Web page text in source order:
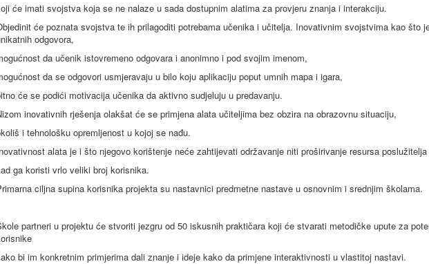
će imati svojstva koja se ne nalaze u sada dostupnim alatima za provjeru znanja i interakciju.
će poznata svojstva te ih prilagoditi potrebama učenika i učitelja. Inovativnim svojstvima kao što
odgovora,
da učenik istovremeno odgovara i anonimno i pod svojim imenom,
da se odgovori usmjeravaju u bilo koju aplikaciju poput umnih mapa i igara,
će se podići motivacija učenika da aktivno sudjeluju u predavanju.
inovativnih rješenja olakšat će se primjena alata učiteljima bez obzira na obrazovnu situaciju,
i tehnološku opremljenost u kojoj se nađu.
alata je i što njegovo korištenje neće zahtijevati održavanje niti proširivanje resursa poslužitelja
ga koristi vrlo veliki broj korisnika.
ciljna supina korisnika projekta su nastavnici predmetne nastave u osnovnim i srednjim školama.
partneri u projektu će stvoriti jezgru od 50 iskusnih praktičara koji će stvarati metodičke upute za
bi im konkretnim primjerima dali znanje i ideje kako da primjene interaktivnosti u vlastitoj nastavi.